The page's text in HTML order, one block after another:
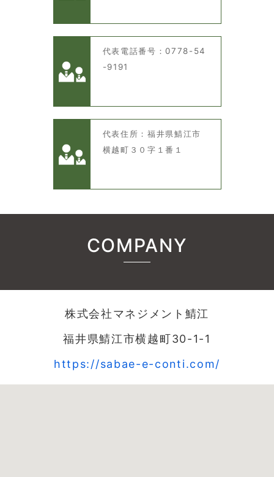
代表電話番号：0778-54
-9191
代表住所：福井県鯖江市
横越町３０字１番１
COMPANY
株式会社マネジメント鯖江
福井県鯖江市横越町30-1-1
https://sabae-e-conti.com/